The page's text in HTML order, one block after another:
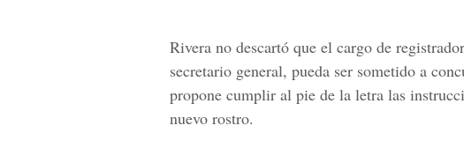
Rivera no descartó que el cargo de
secretario general, pueda ser sometido a
propone cumplir al pie de la letra las
nuevo rostro.